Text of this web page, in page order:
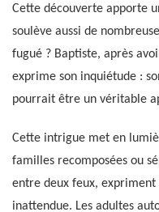
Cette découverte apporte
soulève aussi de
fugué ? Baptiste, après
exprime son inquiétude :
pourrait être un véritable
Cette intrigue met en
familles recomposées ou
entre deux feux,
inattendue. Les adultes